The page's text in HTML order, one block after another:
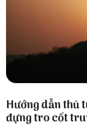
Hướng dẫn thủ
đựng tro cốt